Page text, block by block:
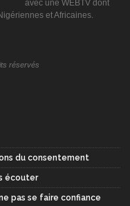
avec une WEBTV dont
et Africaines.
réservés
du consentement
écouter
pas se faire confiance